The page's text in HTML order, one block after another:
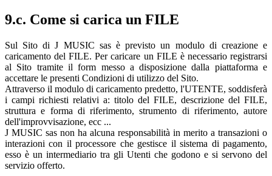
9.c. Come si carica un FILE
Sul Sito di J MUSIC sas è previsto un modulo di creazione e
caricamento del FILE. Per caricare un FILE è necessario registrarsi
al Sito tramite il form messo a disposizione dalla piattaforma e
accettare le presenti Condizioni di utilizzo del Sito.
Attraverso il modulo di caricamento predetto, l'UTENTE, soddisferà
i campi richiesti relativi a: titolo del FILE, descrizione del FILE,
struttura e forma di riferimento, strumento di riferimento, autore
dell'improvvisazione, ecc ...
J MUSIC sas non ha alcuna responsabilità in merito a transazioni o
interazioni con il processore che gestisce il sistema di pagamento,
esso è un intermediario tra gli Utenti che godono e si servono del
servizio offerto.